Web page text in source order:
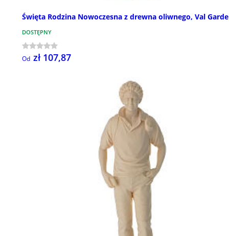
Święta Rodzina Nowoczesna z drewna oliwnego, Val
DOSTĘPNY
Od zł 107,87